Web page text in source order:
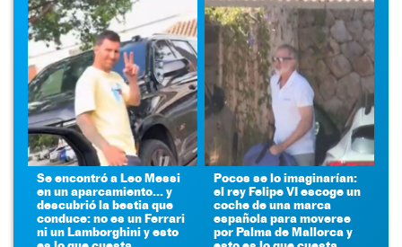
Se encontró a Leo Messi
en un aparcamiento... y
descubrió la bestia que
conduce: no es un Ferrari
ni un Lamborghini y esto
Pocos se lo imaginarían:
el rey Felipe VI escoge un
coche de una marca
española para moverse
por Palma de Mallorca y